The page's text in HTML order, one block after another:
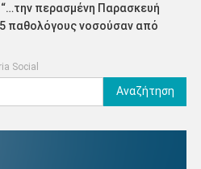
περασμένη Παρασκευή
παθολόγους νοσούσαν από
Social
Αναζήτηση
για: